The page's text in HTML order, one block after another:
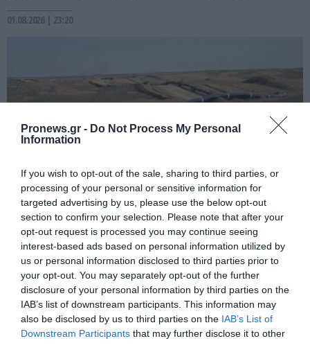
Pronews.gr - Do Not Process My Personal
Information
If you wish to opt-out of the sale, sharing to third parties, or
processing of your personal or sensitive information for
targeted advertising by us, please use the below opt-out
section to confirm your selection. Please note that after your
opt-out request is processed you may continue seeing
interest-based ads based on personal information utilized by
us or personal information disclosed to third parties prior to
your opt-out. You may separately opt-out of the further
disclosure of your personal information by third parties on the
IAB’s list of downstream participants. This information may
also be disclosed by us to third parties on the IAB’s List of
Downstream Participants that may further disclose it to other
01.08.2026 | 23:20
PRONEWS.GR /ΤΟΥΡΚΙΑ
Η Τουρκία και το Ιράκ υπέγραψαν
συμφωνία για τον αγωγό πετρελαίου –
Μεταφορά έως 750.000 βαρέλια
ημερησίως
01.08.2026 | 16:05